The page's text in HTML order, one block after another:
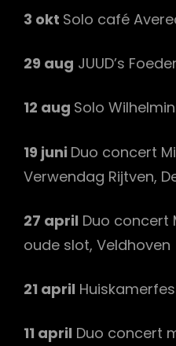
3 okt Solo café
29 aug JUUD’s
12 aug Solo
19 juni Duo concert
Verwendag Rijtven,
27 april Duo concert
oude slot, Veldhoven
21 april
11 april Duo concert